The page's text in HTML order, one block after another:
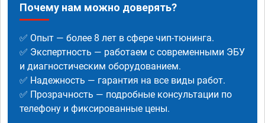
Почему нам можно доверять?
✅ Опыт — более 8 лет в сфере чип-тюнинга.
✅ Экспертность — работаем с современными ЭБУ
и диагностическим оборудованием.
✅ Надежность — гарантия на все виды работ.
✅ Прозрачность — подробные консультации по
телефону и фиксированные цены.